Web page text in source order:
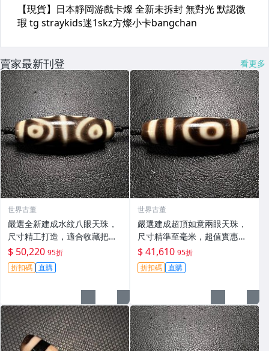
賣家最新刊登 看更多
世界古董
嚴選全新建成水紋八眼天珠，
尺寸精工打造，適合收藏把玩
mm 全新天珠 收藏 把玩
$ 50,220 95折
折扣碼 直購
世界古董
嚴選建成超頂如意兩眼天珠，
尺寸精準至毫米，超值實惠價
格等您搶！天珠收藏、祈福儀
式、淨化專用 建成天珠 祈福
天然天珠
$ 41,610 95折
折扣碼 直購